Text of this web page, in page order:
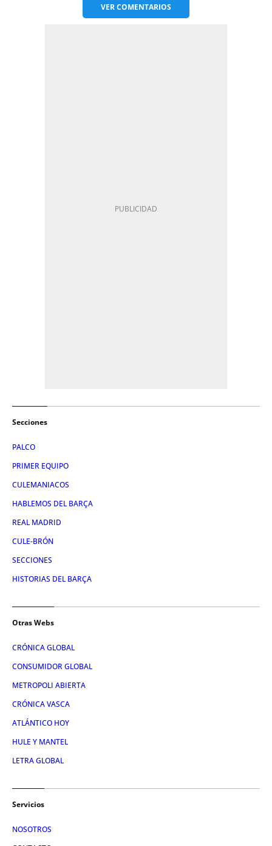
VERCOMENTARIOS
Secciones
PALCO
PRIMER EQUIPO
CULEMANIACOS
HABLEMOS DEL BARÇA
REAL MADRID
CULE-BRÓN
SECCIONES
HISTORIAS DEL BARÇA
Otras Webs
CRÓNICA GLOBAL
CONSUMIDOR GLOBAL
METROPOLI ABIERTA
CRÓNICA VASCA
ATLÁNTICO HOY
HULE Y MANTEL
LETRA GLOBAL
Servicios
NOSOTROS